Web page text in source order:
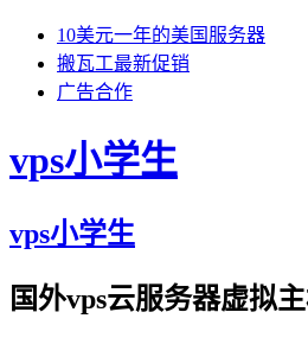
10美元一年的美国服务器
搬瓦工最新促销
广告合作
vps小学生
vps小学生
国外vps云服务器虚拟